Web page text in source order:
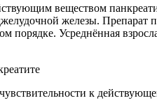
веществом
железы. Препарат
Усреднённая
к